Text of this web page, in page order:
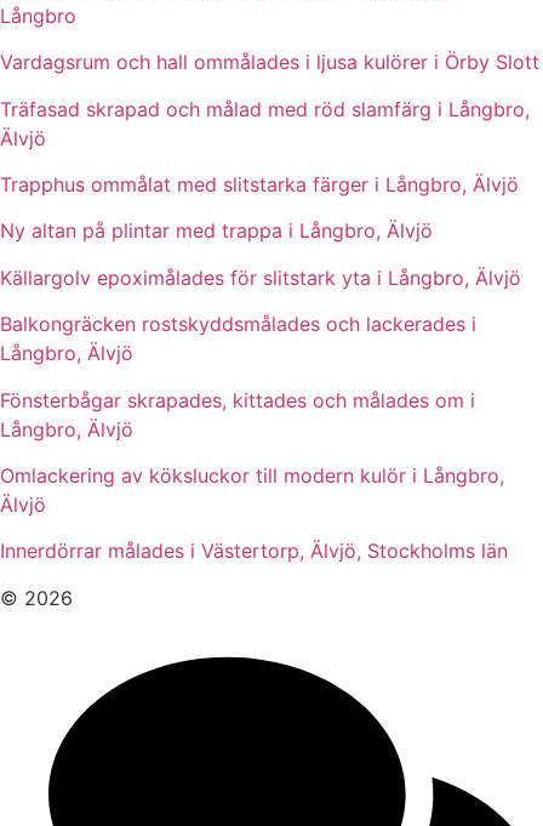
Långbro
Vardagsrum och hall ommålades i ljusa kulörer i Örby Slott
Träfasad skrapad och målad med röd slamfärg i Långbro,
Älvjö
Trapphus ommålat med slitstarka färger i Långbro, Älvjö
Ny altan på plintar med trappa i Långbro, Älvjö
Källargolv epoximålades för slitstark yta i Långbro, Älvjö
Balkongräcken rostskyddsmålades och lackerades i
Långbro, Älvjö
Fönsterbågar skrapades, kittades och målades om i
Långbro, Älvjö
Omlackering av köksluckor till modern kulör i Långbro,
Älvjö
Innerdörrar målades i Västertorp, Älvjö, Stockholms län
© 2026